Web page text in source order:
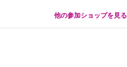
他の参加ショップを見る